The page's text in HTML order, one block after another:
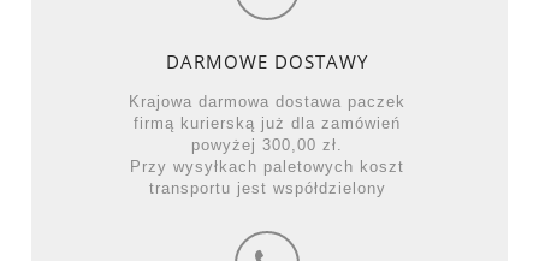
DARMOWE DOSTAWY
Krajowa darmowa dostawa paczek
firmą kurierską już dla zamówień
powyżej 300,00 zł.
Przy wysyłkach paletowych koszt
transportu jest współdzielony